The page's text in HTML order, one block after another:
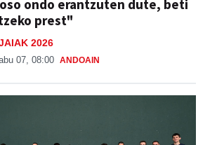
2026
abu 07, 08:00